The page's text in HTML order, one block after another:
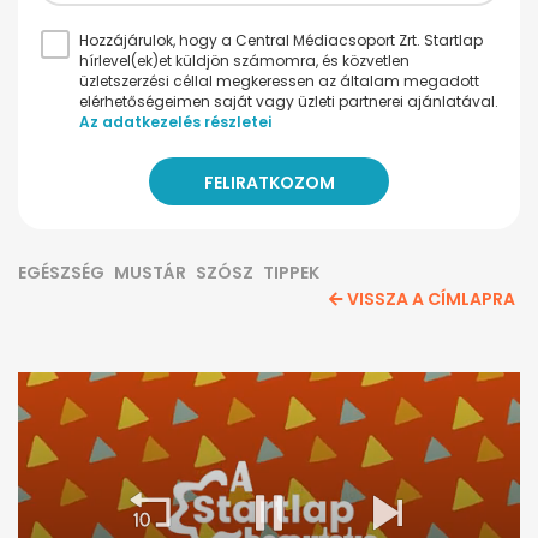
Hozzájárulok, hogy a Central Médiacsoport Zrt. Startlap
hírlevel(ek)et küldjön számomra, és közvetlen
üzletszerzési céllal megkeressen az általam megadott
elérhetőségeimen saját vagy üzleti partnerei ajánlatával.
Az adatkezelés részletei
EGÉSZSÉG MUSTÁR SZÓSZ TIPPEK
VISSZA A CÍMLAPRA